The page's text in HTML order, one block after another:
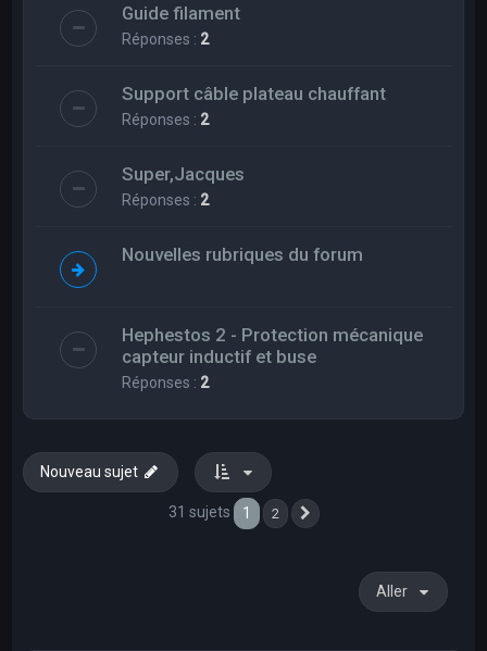
Guide filament
Réponses : 2
Support câble plateau chauffant
Réponses : 2
Super,Jacques
Réponses : 2
Nouvelles rubriques du forum
Hephestos 2 - Protection mécanique
capteur inductif et buse
Réponses : 2
Nouveau sujet
31 sujets 1 2
Aller